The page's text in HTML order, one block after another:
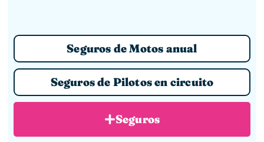
Seguros de Motos anual
Seguros de Pilotos en circuito
Seguros